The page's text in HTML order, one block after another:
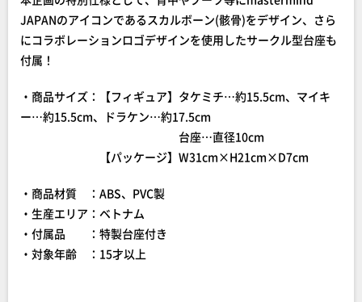
JAPANのアイコンであるスカルボーン(骸骨)をデザイン、さら
にコラボレーションロゴデザインを使用したサークル型台座も
付属！
・商品サイズ：【フィギュア】タケミチ…約15.5cm、マイキ
ー…約15.5cm、ドラケン…約17.5cm
台座…直径10cm
【パッケージ】W31cm×H21cm×D7cm
・商品材質 ：ABS、PVC製
・生産エリア：ベトナム
・付属品 ：特製台座付き
・対象年齢 ：15才以上